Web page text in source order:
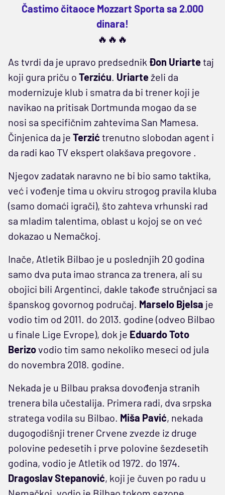
Častimo čitaoce Mozzart Sporta sa 2.000
dinara!
🔥🔥🔥
As tvrdi da je upravo predsednik Đon Uriartetaj
koji gura priču o Terziću. Uriarteželi da
modernizuje klub i smatra da bi trener koji je
navikao na pritisak Dortmunda mogao da se
nosi sa specifičnim zahtevima San Mamesa.
Činjenica da je Terzić trenutno slobodan agent i
da radi kao TV ekspert olakšava pregovore .
Njegov zadatak naravno ne bi bio samo taktika,
već i vođenje tima u okviru strogog pravila kluba
(samo domaći igrači), što zahteva vrhunski rad
sa mladim talentima, oblast u kojoj se on već
dokazao u Nemačkoj.
Inače, Atletik Bilbao je u poslednjih 20 godina
samo dva puta imao stranca za trenera, ali su
obojici bili Argentinci, dakle takođe stručnjaci sa
španskog govornog područaj. Marselo Bjelsa je
vodio tim od 2011. do 2013. godine (odveo Bilbao
u finale Lige Evrope), dok je Eduardo Toto
Berizovodio tim samo nekoliko meseci od jula
do novembra 2018. godine.
Nekada je u Bilbau praksa dovođenja stranih
trenera bila učestalija. Primera radi, dva srpska
stratega vodila su Bilbao. Miša Pavić, nekada
dugogodišnji trener Crvene zvezde iz druge
polovine pedesetih i prve polovine šezdesetih
godina, vodio je Atletik od 1972. do 1974.
Dragoslav Stepanović, koji je čuven po radu u